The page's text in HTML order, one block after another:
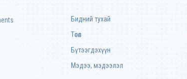
Бидний тухай
Төсөл
Бүтээгдэхүүн
Мэдээ, мэдээлэл